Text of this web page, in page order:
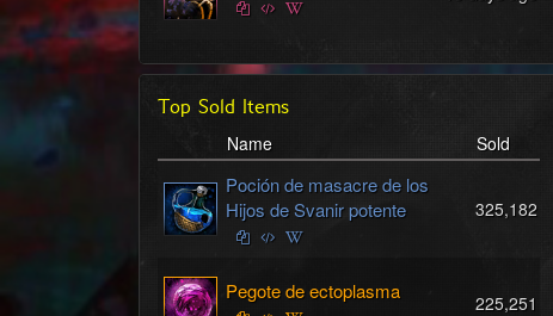
Top Sold Items
Name Sold
Poción de masacre de los
Hijos de Svanir potente
325,182
Pegote de ectoplasma 225,251